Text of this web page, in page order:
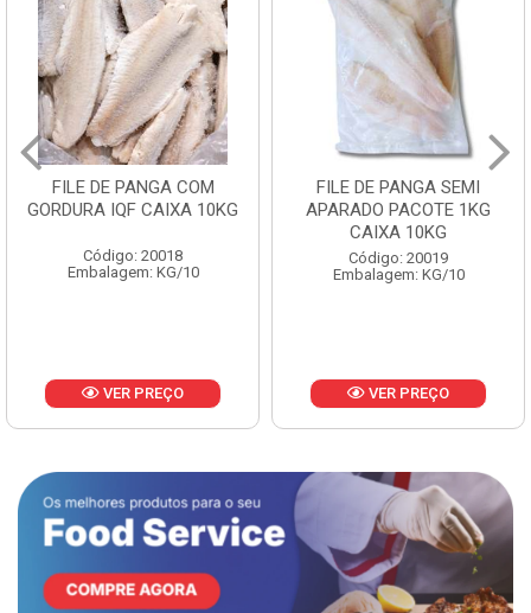
FILE DE PANGA SEMI
APARADO PACOTE 1KG
Código: 20019
Embalagem: KG/10
VER PREÇO
POLACA DESFIADA
PESCAMARES PCT5KG
CX10KG
Código: 20161
Embalagem: KG/10
VER PREÇO